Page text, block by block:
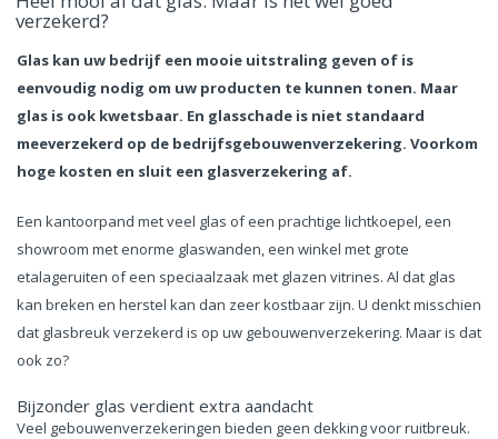
verzekerd?
Glas kan uw bedrijf een mooie uitstraling geven of is
eenvoudig nodig om uw producten te kunnen tonen. Maar
glas is ook kwetsbaar. En glasschade is niet standaard
meeverzekerd op de bedrijfsgebouwenverzekering. Voorkom
hoge kosten en sluit een glasverzekering af.
Een kantoorpand met veel glas of een prachtige lichtkoepel, een
showroom met enorme glaswanden, een winkel met grote
etalageruiten of een speciaalzaak met glazen vitrines. Al dat glas
kan breken en herstel kan dan zeer kostbaar zijn. U denkt misschien
dat glasbreuk verzekerd is op uw gebouwenverzekering. Maar is dat
ook zo?
Bijzonder glas verdient extra aandacht
Veel gebouwenverzekeringen bieden geen dekking voor ruitbreuk.